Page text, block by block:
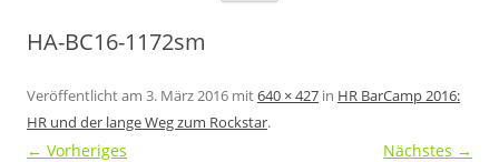
HA-BC16-1172sm
Veröffentlicht am 3. März 2016 mit640 × 427 in HR BarCamp 2016:
HR und der lange Weg zum Rockstar.
← Vorheriges Nächstes →